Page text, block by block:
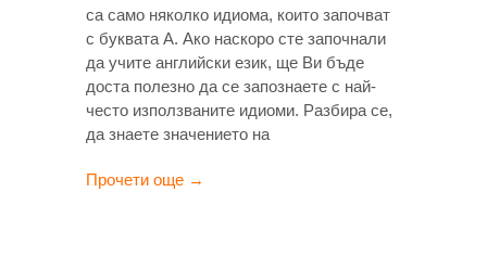
са само няколко идиома, които започват
с буквата A. Ако наскоро сте започнали
да учите английски език, ще Ви бъде
доста полезно да се запознаете с най-
често използваните идиоми. Разбира се,
да знаете значението на
Прочети още →